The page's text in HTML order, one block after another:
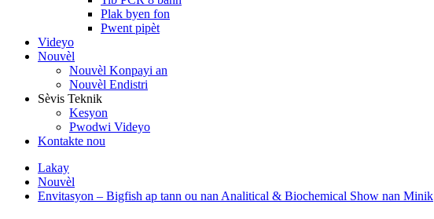
Plak byen fon
Pwent pipèt
Videyo
Nouvèl
Nouvèl Konpayi an
Nouvèl Endistri
Sèvis Teknik
Kesyon
Pwodwi Videyo
Kontakte nou
Lakay
Nouvèl
Envitasyon – Bigfish ap tann ou nan Analitical & Biochemical Show nan Minik